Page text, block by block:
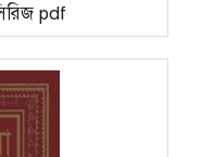
pdf